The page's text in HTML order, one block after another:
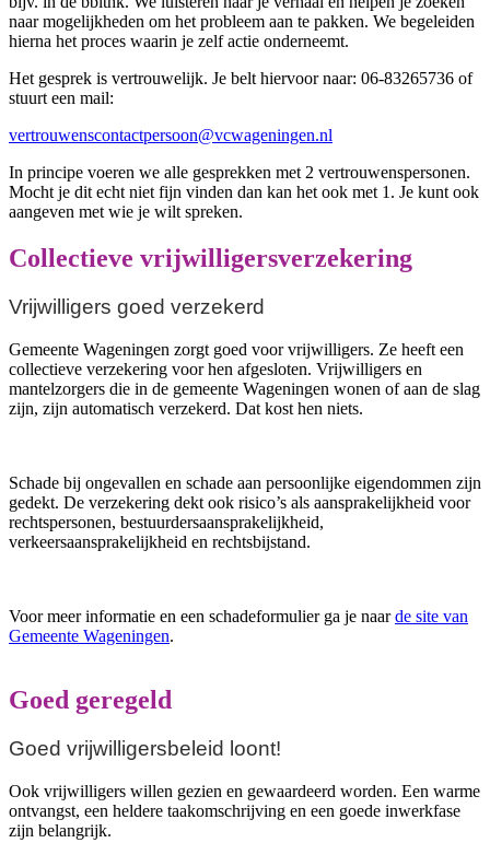
naar mogelijkheden om het probleem aan te pakken. We begeleiden
hierna het proces waarin je zelf actie onderneemt.
Het gesprek is vertrouwelijk. Je belt hiervoor naar: 06-83265736 of
stuurt een mail:
vertrouwenscontactpersoon@vcwageningen.nl
In principe voeren we alle gesprekken met 2 vertrouwenspersonen.
Mocht je dit echt niet fijn vinden dan kan het ook met 1. Je kunt ook
aangeven met wie je wilt spreken.
Collectieve vrijwilligersverzekering
Vrijwilligers goed verzekerd
Gemeente Wageningen zorgt goed voor vrijwilligers. Ze heeft een
collectieve verzekering voor hen afgesloten. Vrijwilligers en
mantelzorgers die in de gemeente Wageningen wonen of aan de slag
zijn, zijn automatisch verzekerd. Dat kost hen niets.
Schade bij ongevallen en schade aan persoonlijke eigendommen zijn
gedekt. De verzekering dekt ook risico’s als aansprakelijkheid voor
rechtspersonen, bestuurdersaansprakelijkheid,
verkeersaansprakelijkheid en rechtsbijstand.
Voor meer informatie en een schadeformulier ga je naarde site van
Gemeente Wageningen.
Goed geregeld
Goed vrijwilligersbeleid loont!
Ook vrijwilligers willen gezien en gewaardeerd worden. Een warme
ontvangst, een heldere taakomschrijving en een goede inwerkfase
zijn belangrijk.